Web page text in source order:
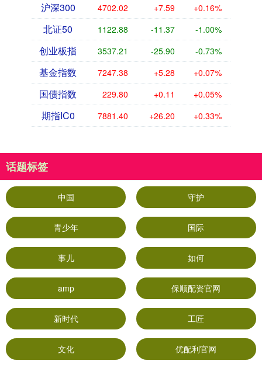
沪深300 4702.02 +7.59 +0.16%
北证50 1122.88 -11.37 -1.00%
创业板指 3537.21 -25.90 -0.73%
基金指数 7247.38 +5.28 +0.07%
国债指数 229.80 +0.11 +0.05%
期指IC0 7881.40 +26.20 +0.33%
话题标签
中国 守护
青少年 国际
事儿 如何
amp 保顺配资官网
新时代 工匠
文化 优配利官网